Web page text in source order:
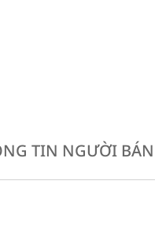
TIN NGƯỜI BÁN